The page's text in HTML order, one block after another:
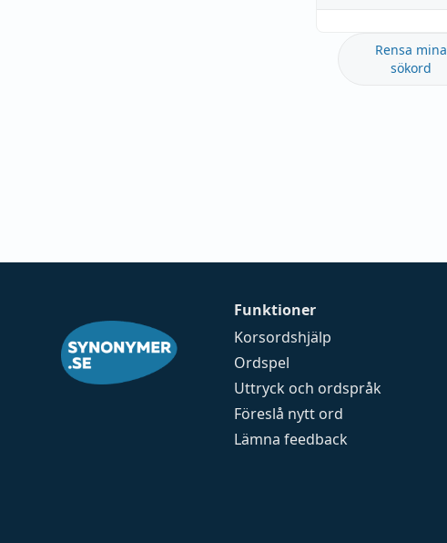
Rensa mina
sökord
Funktioner
Korsordshjälp
Ordspel
Uttryck och ordspråk
Föreslå nytt ord
Lämna feedback